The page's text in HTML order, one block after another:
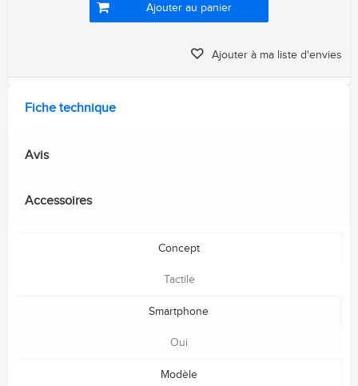
Ajouter au panier
Ajouter à ma liste d'envies
Fiche technique
Avis
Accessoires
Concept
Tactile
Smartphone
Oui
Modèle